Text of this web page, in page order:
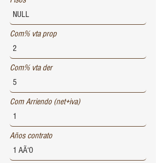
Com% vta prop
Com% vta der
Com Arriendo (net+iva)
Años contrato